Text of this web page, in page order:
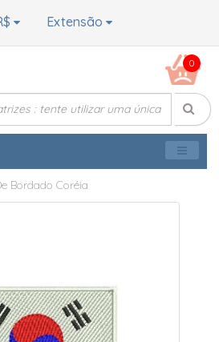
Extensão
0
Bordado Coréia